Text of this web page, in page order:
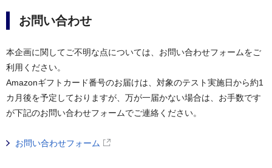
お問い合わせ
本企画に関してご不明な点については、お問い合わせフォームをご
利用ください。
Amazonギフトカード番号のお届けは、対象のテスト実施日から約1
カ月後を予定しておりますが、万が一届かない場合は、お手数です
が下記のお問い合わせフォームでご連絡ください。
お問い合わせフォーム